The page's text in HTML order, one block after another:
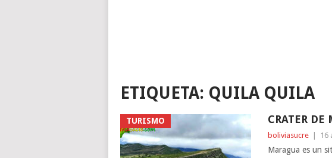
ETIQUETA: QUILA QUILA
TURISMO CRATER DE
boliviasucre 16
Maragua es un